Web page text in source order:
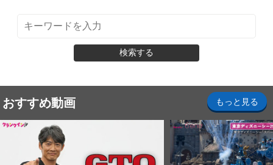
検索する
おすすめ動画 もっと見る